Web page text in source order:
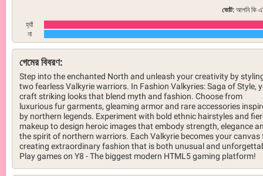
ভোট: আপনি কি
হ্যাঁ
না
গেমের বিবরণ:
Step into the enchanted North and unleash your creativity by
two fearless Valkyrie warriors. In Fashion Valkyries: Saga of Style,
craft striking looks that blend myth and fashion. Choose from
luxurious fur garments, gleaming armor and rare accessories
by northern legends. Experiment with bold ethnic hairstyles and
makeup to design heroic images that embody strength, elegance
the spirit of northern warriors. Each Valkyrie becomes your canvas
creating extraordinary fashion that is both unusual and
Play games on Y8 - The biggest modern HTML5 gaming platform!